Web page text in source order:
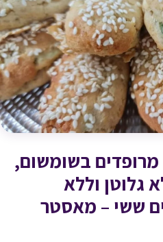
מרופדים בשומשום,
גלוטן וללא
ששי – מאסטר